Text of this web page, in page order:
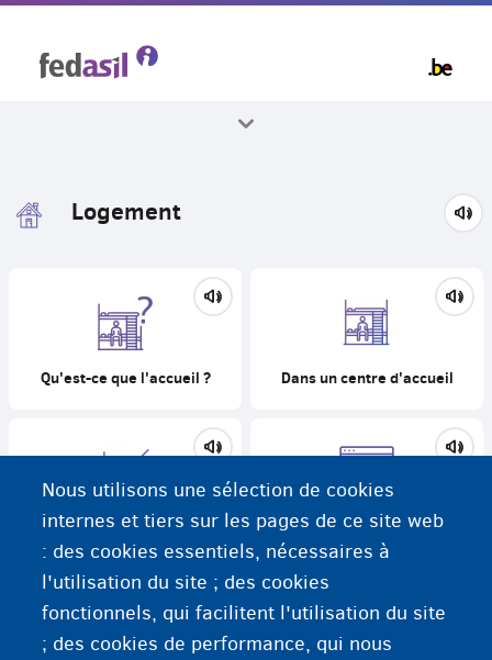
Logement
Qu'est-ce que l'accueil ? Dans un centre d'accueil
Pas dans un centre d'accueil
S'enregistrer pour une place
d'accueil
Nous utilisons une sélection de cookies
internes et tiers sur les pages de ce site web
: des cookies essentiels, nécessaires à
l'utilisation du site ; des cookies
fonctionnels, qui facilitent l'utilisation du site
; des cookies de performance, qui nous